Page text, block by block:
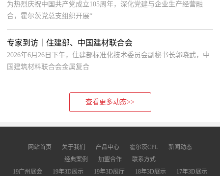
为热烈庆祝中国共产党成立105周年，深化党建与企业生产经营融
合，霍尔茨党总支组织开展“
专家到访｜住建部、中国建材联合会
2026年6月26日下午，住建部标准化技术委员会副秘书长郭晓武，中
国建筑材料联合会金属复合
查看更多动态>>
网站首页 关于我们 产品中心 霍尔茨CPL
新闻动态
经典案例
加盟合作
联系方式
19广州展会
19年3D展示 19年3D展厅 18年3D展示 17年3D展示